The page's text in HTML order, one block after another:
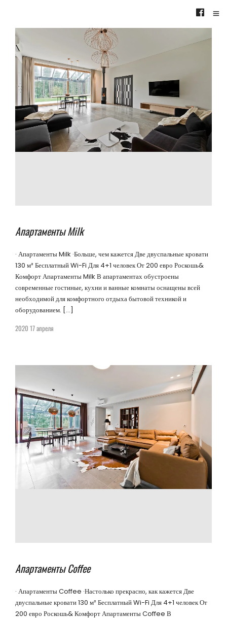
Апартаменты Milk
· Апартаменты Milk ·Больше, чем кажется Две двуспальные кровати
130 м² Бесплатный Wi-Fi Для 4+1 человек От 200 евро Роскошь&
Комфорт Апартаменты Milk В апартаментах обустроены
современные гостиные, кухни и ванные комнаты оснащены всей
необходимой для комфортного отдыха бытовой техникой и
оборудованием. […]
2020 17 апреля
Апартаменты Coffee
· Апартаменты Coffee ·Настолько прекрасно, как кажется Две
двуспальные кровати 130 м² Бесплатный Wi-Fi Для 4+1 человек От
200 евро Роскошь& Комфорт Апартаменты Coffee В